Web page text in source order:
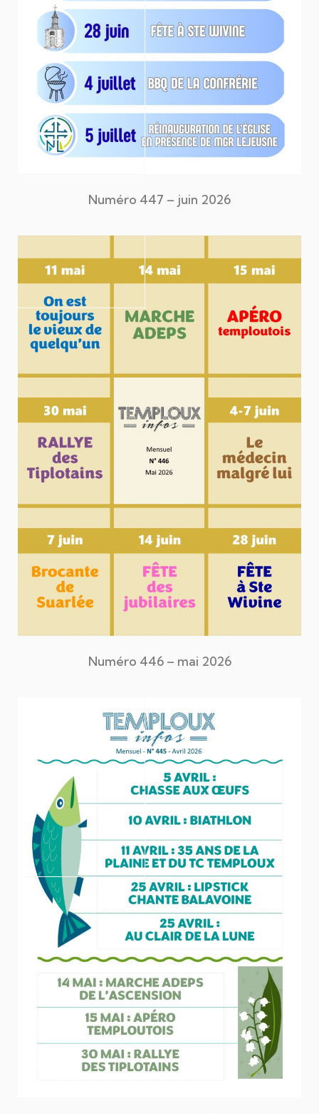
Numéro 447 – juin 2026
Numéro 446 – mai 2026